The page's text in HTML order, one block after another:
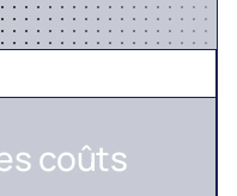
coûts